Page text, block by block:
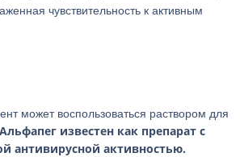
чувствительность к активным
может воспользоваться раствором для
Альфапег известен как препарат с
антивирусной активностью.